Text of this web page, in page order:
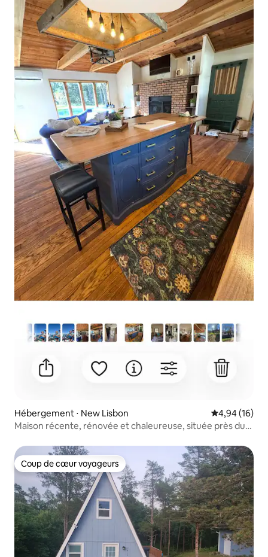
Hébergement ⋅ New Lisbon Évaluation
4,94 (16)
Maison récente, rénovée et chaleureuse, située près du
Coup de cœur voyageurs
Coup de cœur voyageurs